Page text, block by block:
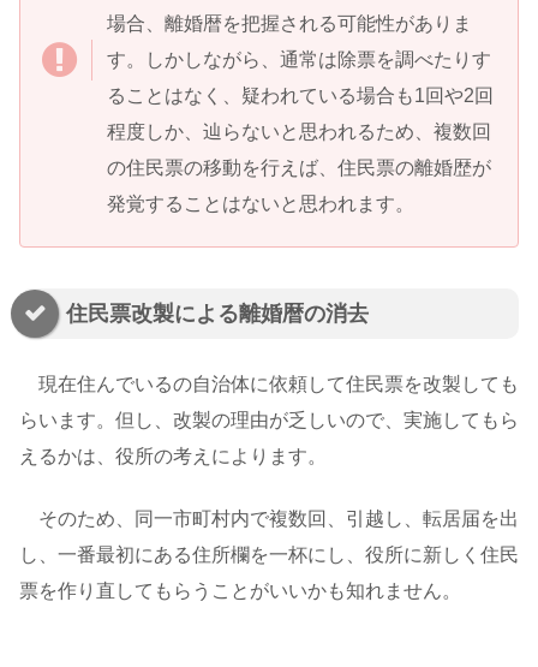
場合、離婚暦を把握される可能性がありま
す。しかしながら、通常は除票を調べたりす
ることはなく、疑われている場合も1回や2回
程度しか、辿らないと思われるため、複数回
の住民票の移動を行えば、住民票の離婚歴が
発覚することはないと思われます。
住民票改製による離婚暦の消去
現在住んでいるの自治体に依頼して住民票を改製しても
らいます。但し、改製の理由が乏しいので、実施してもら
えるかは、役所の考えによります。
そのため、同一市町村内で複数回、引越し、転居届を出
し、一番最初にある住所欄を一杯にし、役所に新しく住民
票を作り直してもらうことがいいかも知れません。